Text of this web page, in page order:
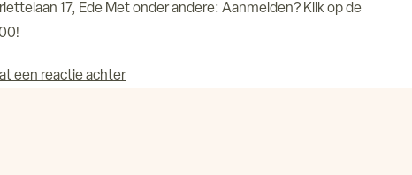
17, Ede Met onder andere: Aanmelden? Klik op de
een reactie achterop Open middag dagbesteding 21-06-2024